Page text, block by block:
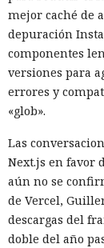
mejor caché de
depuración
componentes
versiones para
errores y
«glob».
Las
Next.js en favor
aún no se
de Vercel,
descargas del
doble del año